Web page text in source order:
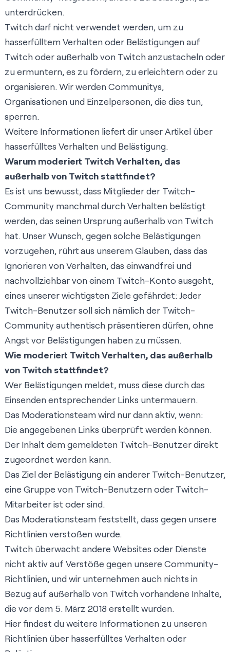
unterdrücken.
Twitch darf nicht verwendet werden, um zu
hasserfülltem Verhalten oder Belästigungen auf
Twitch oder außerhalb von Twitch anzustacheln oder
zu ermuntern, es zu fördern, zu erleichtern oder zu
organisieren. Wir werden Communitys,
Organisationen und Einzelpersonen, die dies tun,
sperren.
Weitere Informationen liefert dir unser Artikel über
hasserfülltes Verhalten und Belästigung.
Warum moderiert Twitch Verhalten, das
außerhalb von Twitch stattfindet?
Es ist uns bewusst, dass Mitglieder der Twitch-
Community manchmal durch Verhalten belästigt
werden, das seinen Ursprung außerhalb von Twitch
hat. Unser Wunsch, gegen solche Belästigungen
vorzugehen, rührt aus unserem Glauben, dass das
Ignorieren von Verhalten, das einwandfrei und
nachvollziehbar von einem Twitch-Konto ausgeht,
eines unserer wichtigsten Ziele gefährdet: Jeder
Twitch-Benutzer soll sich nämlich der Twitch-
Community authentisch präsentieren dürfen, ohne
Angst vor Belästigungen haben zu müssen.
Wie moderiert Twitch Verhalten, das außerhalb
von Twitch stattfindet?
Wer Belästigungen meldet, muss diese durch das
Einsenden entsprechender Links untermauern.
Das Moderationsteam wird nur dann aktiv, wenn:
Die angegebenen Links überprüft werden können.
Der Inhalt dem gemeldeten Twitch-Benutzer direkt
zugeordnet werden kann.
Das Ziel der Belästigung ein anderer Twitch-Benutzer,
eine Gruppe von Twitch-Benutzern oder Twitch-
Mitarbeiter ist oder sind.
Das Moderationsteam feststellt, dass gegen unsere
Richtlinien verstoßen wurde.
Twitch überwacht andere Websites oder Dienste
nicht aktiv auf Verstöße gegen unsere Community-
Richtlinien, und wir unternehmen auch nichts in
Bezug auf außerhalb von Twitch vorhandene Inhalte,
die vor dem 5. März 2018 erstellt wurden.
Hier findest du weitere Informationen zu unseren
Richtlinien über hasserfülltes Verhalten oder